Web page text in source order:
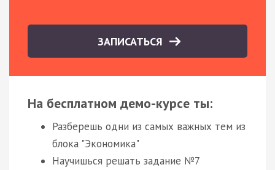
ЗАПИСАТЬСЯ
На бесплатном демо-курсе ты:
Разберешь одни из самых важных тем из
блока "Экономика"
Научишься решать задание №7